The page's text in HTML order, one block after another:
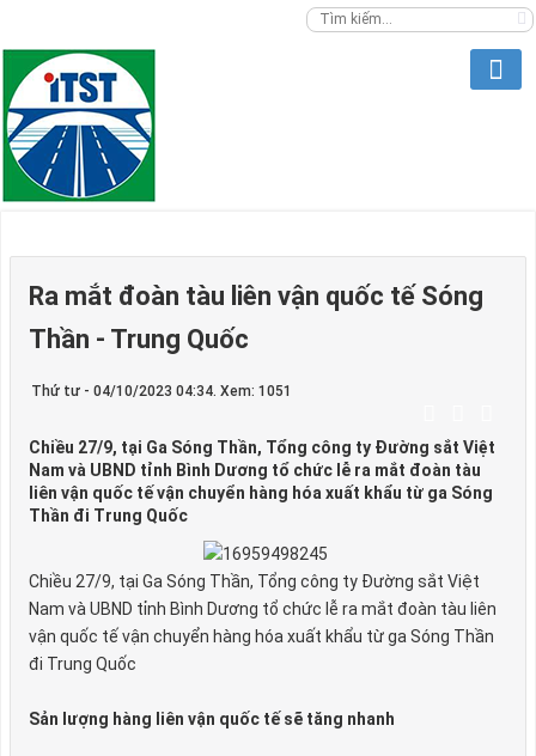
Ra mắt đoàn tàu liên vận quốc tế Sóng
Thần - Trung Quốc
Thứ tư - 04/10/2023 04:34. Xem: 1051
Chiều 27/9, tại Ga Sóng Thần, Tổng công ty Đường sắt Việt
Nam và UBND tỉnh Bình Dương tổ chức lễ ra mắt đoàn tàu
liên vận quốc tế vận chuyển hàng hóa xuất khẩu từ ga Sóng
Thần đi Trung Quốc
Chiều 27/9, tại Ga Sóng Thần, Tổng công ty Đường sắt Việt
Nam và UBND tỉnh Bình Dương tổ chức lễ ra mắt đoàn tàu liên
vận quốc tế vận chuyển hàng hóa xuất khẩu từ ga Sóng Thần
đi Trung Quốc
Sản lượng hàng liên vận quốc tế sẽ tăng nhanh